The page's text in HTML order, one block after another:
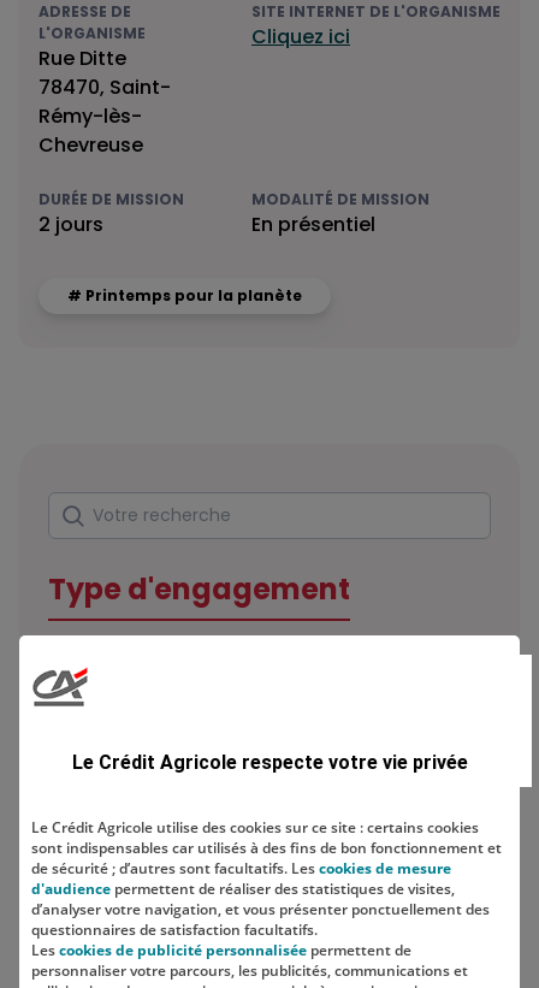
ADRESSE DE
L'ORGANISME
Rue Ditte
78470, Saint-
Rémy-lès-
Chevreuse
SITE INTERNET DE L'ORGANISME
Cliquez ici
DURÉE DE MISSION
2 jours
MODALITÉ DE MISSION
En présentiel
# Printemps pour la planète
Rechercher
Votre recherche
Type d'engagement
Localisation
Le Crédit Agricole respecte votre vie privée
Le Crédit Agricole utilise des cookies sur ce site : certains cookies
sont indispensables car utilisés à des fins de bon fonctionnement et
de sécurité ; d’autres sont facultatifs. Lescookies de mesure
d'audience permettent de réaliser des statistiques de visites,
d’analyser votre navigation, et vous présenter ponctuellement des
questionnaires de satisfaction facultatifs.
Lescookies de publicité personnalisée permettent de
personnaliser votre parcours, les publicités, communications et